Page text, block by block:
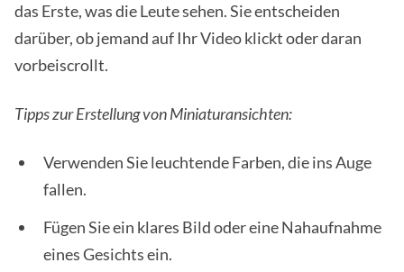
das Erste, was die Leute sehen. Sie entscheiden
darüber, ob jemand auf Ihr Video klickt oder daran
vorbeiscrollt.
Tipps zur Erstellung von Miniaturansichten:
Verwenden Sie leuchtende Farben, die ins Auge
fallen.
Fügen Sie ein klares Bild oder eine Nahaufnahme
eines Gesichts ein.